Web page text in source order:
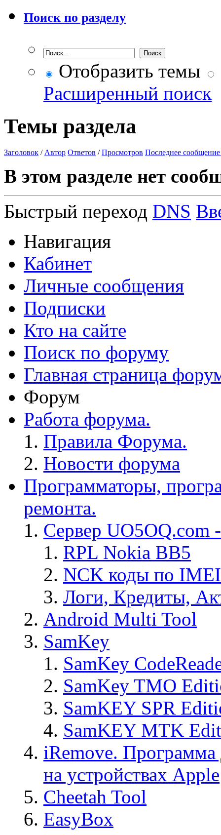
Поиск по разделу
Отобразить темы
Расширенный поиск
Темы раздела
Заголовок / Автор Ответов /Просмотров Последнее сообщение
В этом разделе нет
Быстрый переход DNS
Навигация
Кабинет
Личные сообщения
Подписки
Кто на сайте
Поиск по форуму
Главная страница
Форум
Работа форума.
Правила Форума.
Новости форума
Программаторы,
ремонта.
Сервер
RPL Nokia BB5
NCK коды по IMEI
Логи, Кредиты,
Android Multi Tool
SamKey
SamKey
SamKey TMO
SamKEY SPR
SamKEY MTK
iRemove. Программа
на устройствах Apple
Cheetah Tool
EasyBox